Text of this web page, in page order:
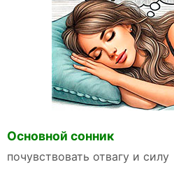
Основной сонник
почувствовать отвагу и силу